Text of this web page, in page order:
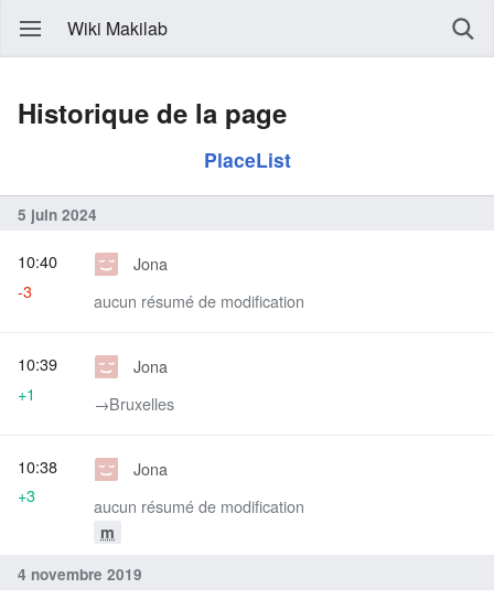
Wiki Makilab
Historique de la page
PlaceList
5 juin 2024
Jona
aucun résumé de modification
10:40
-3
Jona
→‎Bruxelles
10:39
+1
Jona
aucun résumé de modification
m
10:38
+3
4 novembre 2019